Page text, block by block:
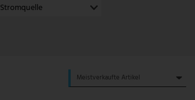
Stromquelle